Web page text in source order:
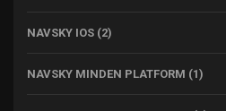
NAVSKY IOS (2)
NAVSKY MINDEN PLATFORM (1)